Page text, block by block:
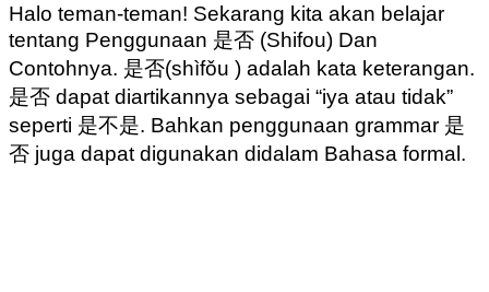
Halo teman-teman! Sekarang kita akan belajar
tentang Penggunaan 是否 (Shifou) Dan
Contohnya. 是否(shìfǒu ) adalah kata keterangan.
是否 dapat diartikannya sebagai “iya atau tidak”
seperti 是不是. Bahkan penggunaan grammar 是
否 juga dapat digunakan didalam Bahasa formal.